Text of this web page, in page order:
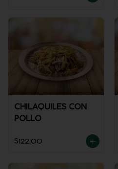
CHILAQUILES CON
POLLO
$122.00